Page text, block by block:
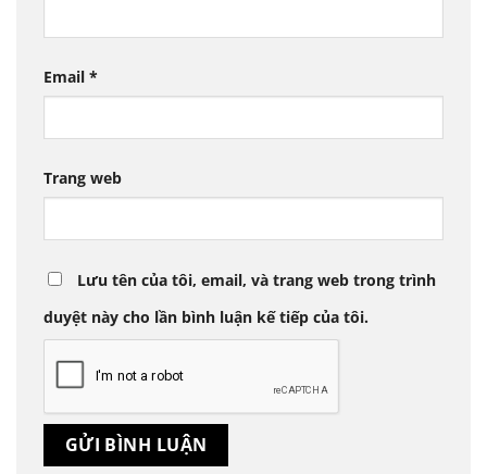
Email *
Trang web
Lưu tên của tôi, email, và trang web trong trình
duyệt này cho lần bình luận kế tiếp của tôi.